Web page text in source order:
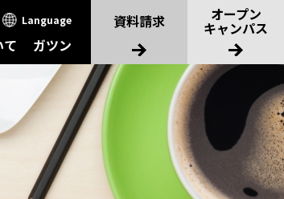
Language
ガツン
資料請求 オープン
キャンパス